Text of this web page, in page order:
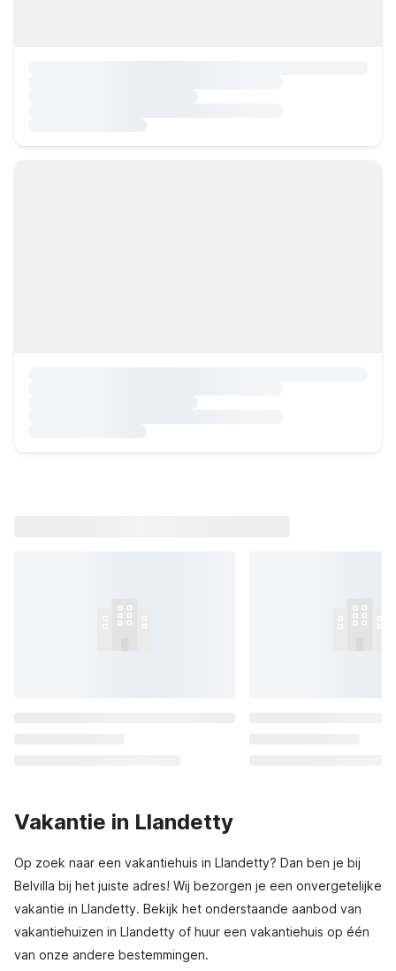
Vakantie in Llandetty
Op zoek naar een vakantiehuis in Llandetty? Dan ben je bij
Belvilla bij het juiste adres! Wij bezorgen je een onvergetelijke
vakantie in Llandetty. Bekijk het onderstaande aanbod van
vakantiehuizen in Llandetty of huur een vakantiehuis op één
van onze andere bestemmingen.